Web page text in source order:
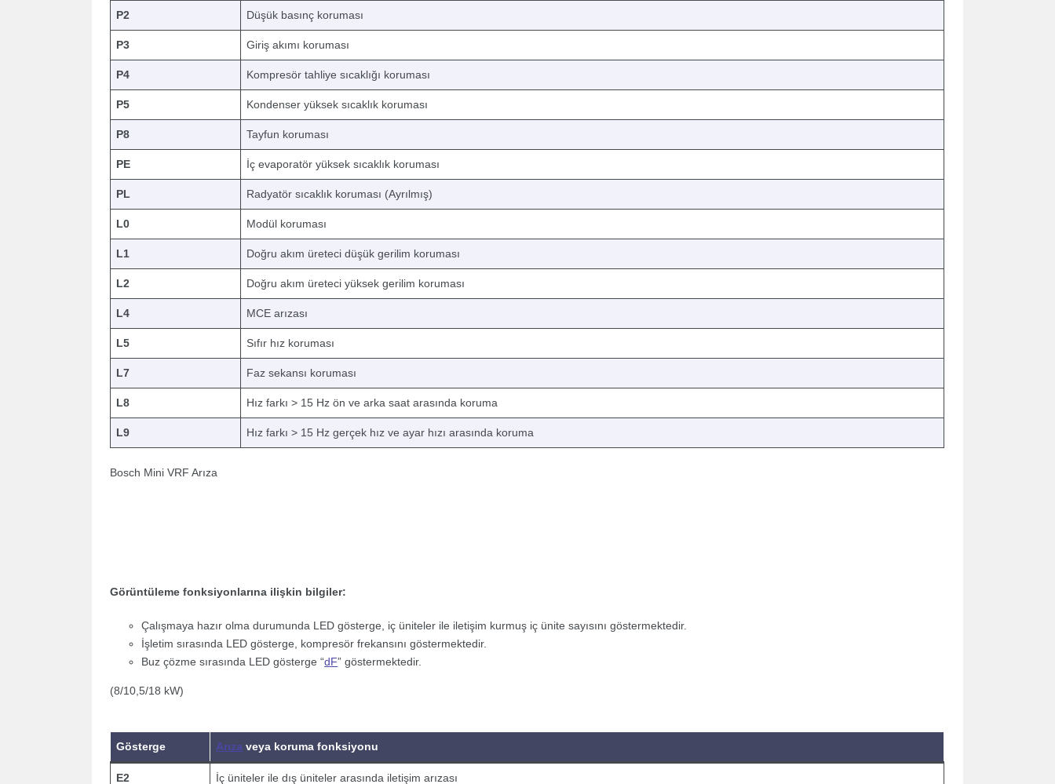
P2 Düşük basınç koruması
P3 Giriş akımı koruması
P4 Kompresör tahliye sıcaklığı koruması
P5 Kondenser yüksek sıcaklık koruması
P8 Tayfun koruması
PE İç evaporatör yüksek sıcaklık koruması
PL Radyatör sıcaklık koruması (Ayrılmış)
L0 Modül koruması
L1 Doğru akım üreteci düşük gerilim koruması
L2 Doğru akım üreteci yüksek gerilim koruması
L4 MCE arızası
L5 Sıfır hız koruması
L7 Faz sekansı koruması
L8 Hız farkı > 15 Hz ön ve arka saat arasında koruma
L9 Hız farkı > 15 Hz gerçek hız ve ayar hızı arasında koruma
Bosch Mini VRF Arıza
Görüntüleme fonksiyonlarına ilişkin bilgiler:
Çalışmaya hazır olma durumunda LED gösterge, iç üniteler ile iletişim kurmuş iç ünite sayısını göstermektedir.
İşletim sırasında LED gösterge, kompresör frekansını göstermektedir.
Buz çözme sırasında LED gösterge “dF” göstermektedir.
(8/10,5/18 kW)
Gösterge Arıza veya koruma fonksiyonu
E2 İç üniteler ile dış üniteler arasında iletişim arızası